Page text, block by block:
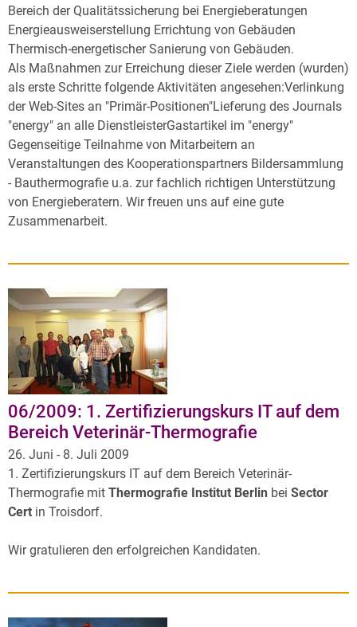
Bereich der Qualitätssicherung bei Energieberatungen
Energieausweiserstellung Errichtung von Gebäuden
Thermisch-energetischer Sanierung von Gebäuden.
Als Maßnahmen zur Erreichung dieser Ziele werden (wurden)
als erste Schritte folgende Aktivitäten angesehen:Verlinkung
der Web-Sites an "Primär-Positionen"Lieferung des Journals
"energy" an alle DienstleisterGastartikel im "energy"
Gegenseitige Teilnahme von Mitarbeitern an
Veranstaltungen des Kooperationspartners Bildersammlung
- Bauthermografie u.a. zur fachlich richtigen Unterstützung
von Energieberatern. Wir freuen uns auf eine gute
Zusammenarbeit.
06/2009: 1. Zertifizierungskurs IT auf dem
Bereich Veterinär-Thermografie
26. Juni - 8. Juli 2009
1. Zertifizierungskurs IT auf dem Bereich Veterinär-
Thermografie mit Thermografie Institut Berlin bei Sector
Cert in Troisdorf.
Wir gratulieren den erfolgreichen Kandidaten.